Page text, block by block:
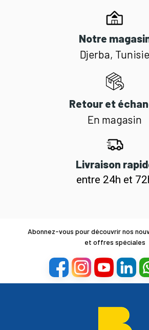
Notre
Djerba, Tunisie
Retour et
En magasin
Livraison
entre 24h et
Abonnez-vous pour découvrir nos
et offres spéciales